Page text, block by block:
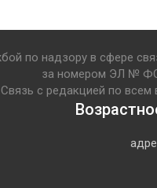
по надзору в сфере
за номером ЭЛ № ФС
Связь с редакцией по всем